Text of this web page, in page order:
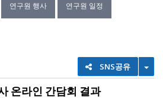
연구원 행사 연구원 일정
SNS공유
온라인 간담회 결과